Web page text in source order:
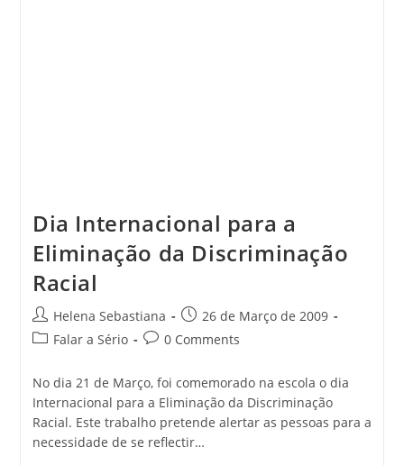
Dia Internacional para a
Eliminação da Discriminação
Racial
Post
author:
Helena Sebastiana
Post
published:
26 de Março de 2009
PostFalar a Sério
Post0 Comments
No dia 21 de Março, foi comemorado na escola o dia
Internacional para a Eliminação da Discriminação
Racial. Este trabalho pretende alertar as pessoas para a
necessidade de se reflectir…